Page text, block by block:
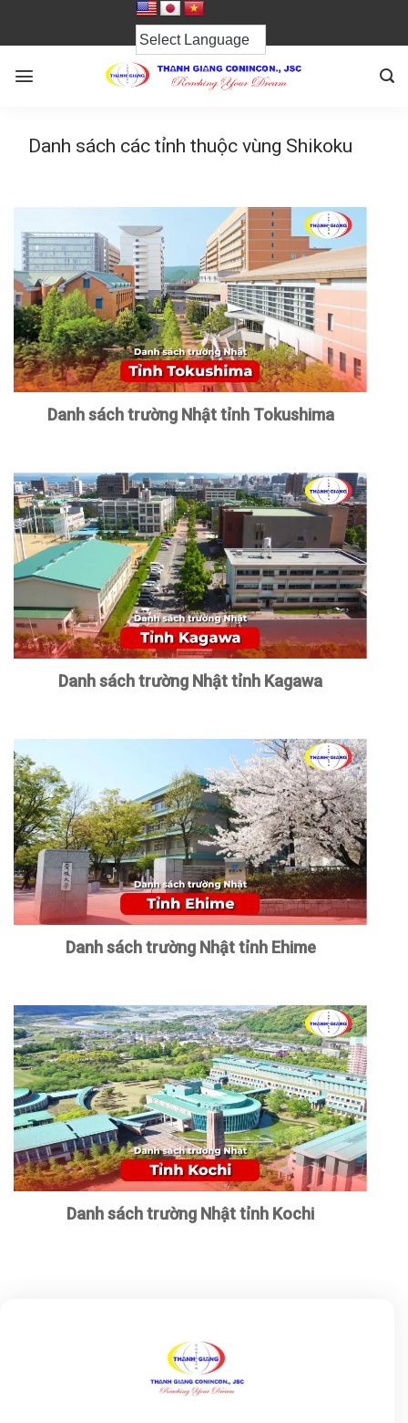
dung
Danh sách các tỉnh thuộc vùng Shikoku
Danh sách trường Nhật tỉnh Tokushima
Danh sách trường Nhật tỉnh Kagawa
Danh sách trường Nhật tỉnh Ehime
Danh sách trường Nhật tỉnh Kochi